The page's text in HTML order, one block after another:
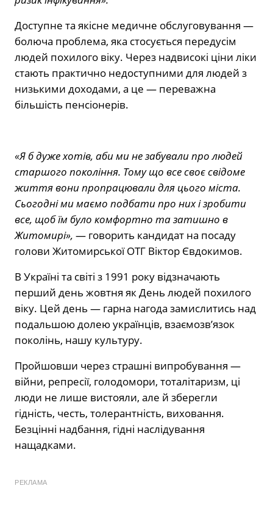
Доступне та якісне медичне обслуговування —
болюча проблема, яка стосується передусім
людей похилого віку. Через надвисокі ціни ліки
стають практично недоступними для людей з
низькими доходами, а це — переважна
більшість пенсіонерів.
«Я б дуже хотів, аби ми не забували про людей
старшого покоління. Тому що все своє свідоме
життя вони пропрацювали для цього міста.
Сьогодні ми маємо подбати про них і зробити
все, щоб їм було комфортно та затишно в
Житомирі», — говорить кандидат на посаду
голови Житомирської ОТГ Віктор Євдокимов.
В Україні та світі з 1991 року відзначають
перший день жовтня як День людей похилого
віку. Цей день — гарна нагода замислитись над
подальшою долею українців, взаємозв’язок
поколінь, нашу культуру.
Пройшовши через страшні випробування —
війни, репресії, голодомори, тоталітаризм, ці
люди не лише вистояли, але й зберегли
гідність, честь, толерантність, виховання.
Безцінні надбання, гідні наслідування
нащадками.
РЕКЛАМА